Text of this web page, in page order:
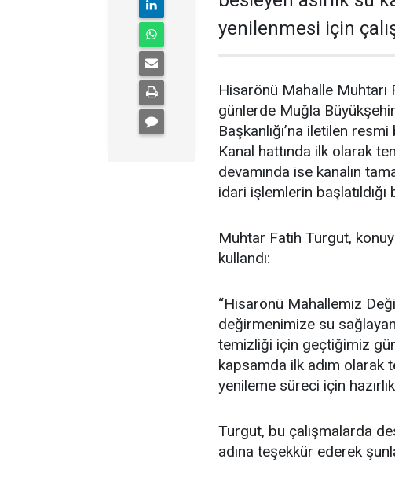
yenilenmesi için
Hisarönü Mahalle
günlerde Muğla
Başkanlığı’na iletilen
Kanal hattında ilk olarak
devamında ise kanalın
idari işlemlerin başlatıldığı
Muhtar Fatih Turgut,
kullandı:
“Hisarönü Mahallemiz
değirmenimize su
temizliği için geçtiğimiz
kapsamda ilk adım olarak
yenileme süreci için
Turgut, bu çalışmalarda
adına teşekkür ederek